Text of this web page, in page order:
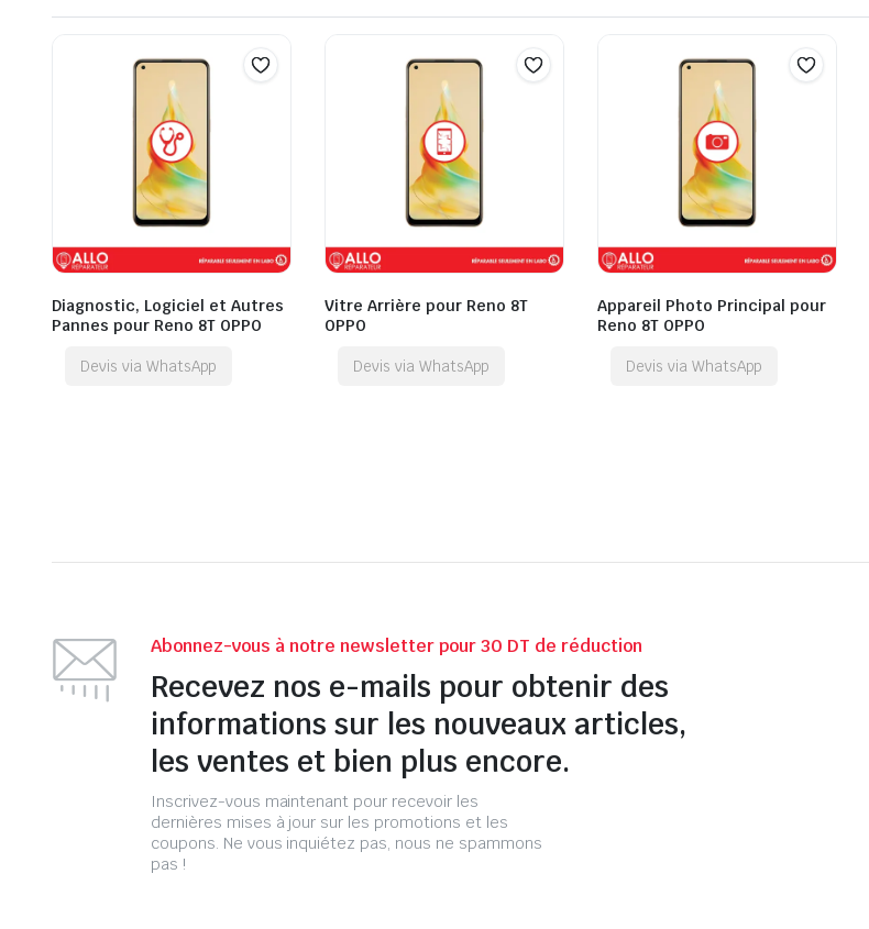
Diagnostic, Logiciel et Autres
Pannes pour Reno 8T OPPO
Devis via WhatsApp
Vitre Arrière pour Reno 8T
OPPO
Devis via WhatsApp
Appareil Photo Principal pour
Reno 8T OPPO
Devis via WhatsApp
Abonnez-vous à notre newsletter pour 30 DT de réduction
Recevez nos e-mails pour obtenir des
informations sur les nouveaux articles,
les ventes et bien plus encore.
Inscrivez-vous maintenant pour recevoir les
dernières mises à jour sur les promotions et les
coupons. Ne vous inquiétez pas, nous ne spammons
pas !